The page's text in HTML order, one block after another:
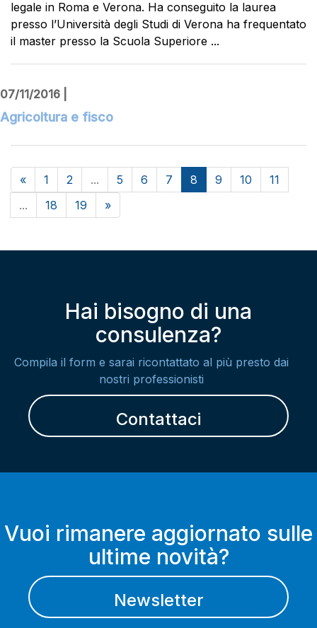
legale in Roma e Verona. Ha conseguito la laurea
presso l’Università degli Studi di Verona ha frequentato
il master presso la Scuola Superiore ...
07/11/2016 |
Agricoltura e fisco
« 1 2 ... 5 6 7 8 9 10
11
...
18 19 »
Hai bisogno di una
consulenza?
Compila il form e sarai ricontattato al più presto dai
nostri professionisti
Contattaci
Vuoi rimanere aggiornato sulle
ultime novità?
Newsletter